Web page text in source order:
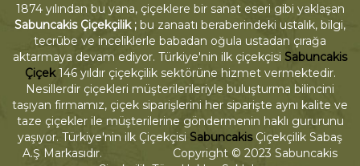
1874 yılından bu yana, çiçeklere bir sanat eseri gibi yaklaşan
Sabuncakis Çiçekçilik ; bu zanaatı beraberindeki ustalık, bilgi,
tecrübe ve inceliklerle babadan oğula ustadan çırağa
aktarmaya devam ediyor. Türkiye'nin ilk çiçekçisi Sabuncakis
Çiçek146 yıldır çiçekçilik sektörüne hizmet vermektedir.
Nesillerdir çiçekleri müşterilerileriyle buluşturma bilincini
taşıyan firmamız, çiçek siparişlerini her siparişte aynı kalite ve
taze çiçekler ile müşterilerine göndermenin haklı gururunu
yaşıyor. Türkiye'nin ilk Çiçekçisi SabuncakisÇiçekçilik Sabaş
A.Ş Markasıdır. Copyright © 2023 Sabuncakis